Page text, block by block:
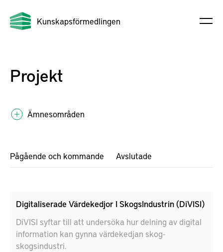
Kunskapsförmedlingen
Projekt
Ämnesområden
Pågående och kommande Avslutade
Digitaliserade Värdekedjor I SkogsIndustrin (DiVISI)
DiVISI syftar till att undersöka hur delning av digital
information kan gynna värdekedjan skog-
skogsindustri.